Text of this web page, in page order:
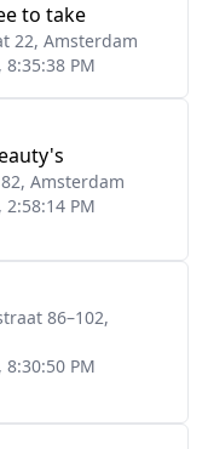
to take
22, Amsterdam
8:35:38 PM
Amsterdam
2:58:14 PM
86–102,
8:30:50 PM